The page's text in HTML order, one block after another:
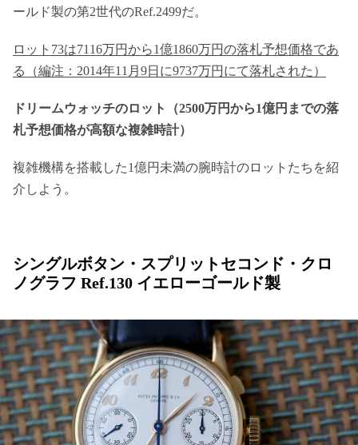
ールド製の第2世代のRef.2499だ。
ロット73は7116万円から1億1860万円の落札予想価格であ
る（編注：2014年11月9日に9737万円にて落札された）
ドリームウォッチのロット（2500万円から1億円までの落
札予想価格が高額な複雑時計）
複雑機構を搭載した1億円未満の腕時計のロットたちを紹
介しよう。
シングルボタン・スプリットセコンド・クロ
ノグラフ Ref.130 イエローゴールド製